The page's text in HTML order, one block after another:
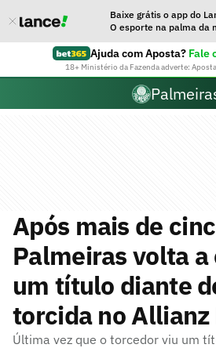
Baixe grátis o app do
O esporte na palma da
Ajuda com Aposta? Fale
18+ Ministério da Fazenda adverte:
Após mais de
Palmeiras volta
um título diante
torcida no Allianz
Última vez que o torcedor viu um